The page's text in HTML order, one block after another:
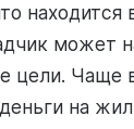
находится
может
цели. Чаще
на